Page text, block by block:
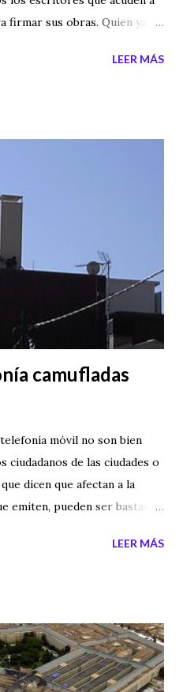
firmar sus obras. Quien ya ha
, donde aparece los
LEER MÁS
camufladas
móvil no son bien
de las ciudades o
dicen que afectan a la
emiten, pueden ser bastante
que al colocar una
del aspecto
En otra ocasión hablaremos
en espionaje, aunque
LEER MÁS